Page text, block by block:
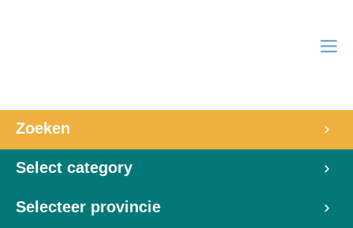
Zoeken
Select category
Selecteer provincie